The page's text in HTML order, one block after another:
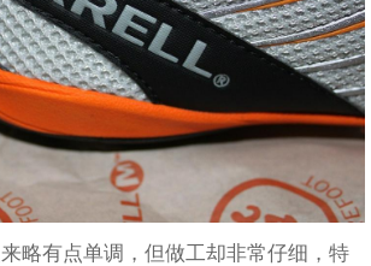
略有点单调，但做工却非常仔细，特